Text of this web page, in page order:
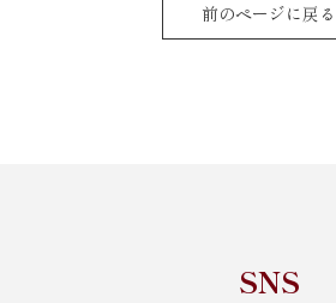
前のページに戻る
SNS